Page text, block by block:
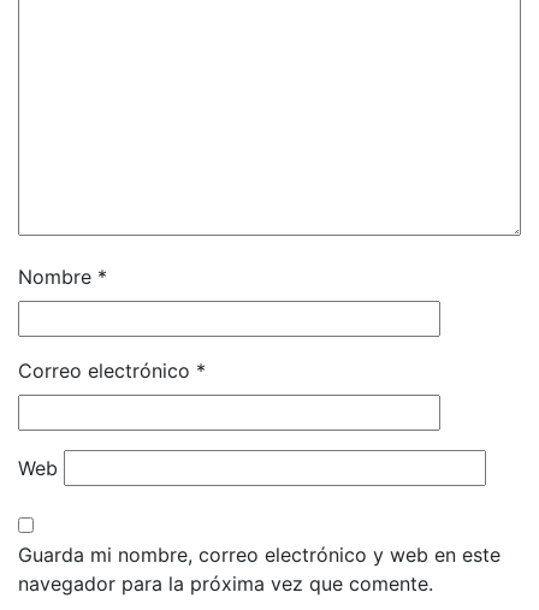
Nombre *
Correo electrónico *
Web
Guarda mi nombre, correo electrónico y web en este
navegador para la próxima vez que comente.